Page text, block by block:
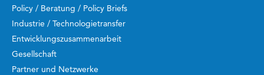
Policy / Beratung / Policy Briefs
Industrie / Technologietransfer
Entwicklungszusammenarbeit
Gesellschaft
Partner und Netzwerke